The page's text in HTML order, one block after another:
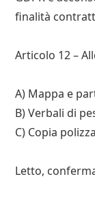
finalità
Articolo 12 –
A) Mappa e
B) Verbali di
C) Copia
Letto,